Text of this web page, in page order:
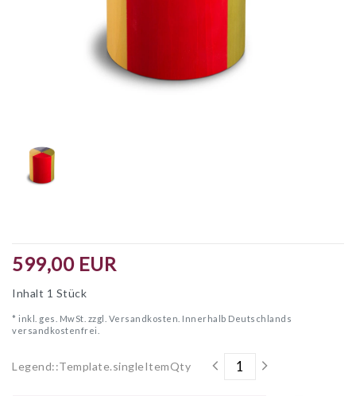
599,00 EUR
Inhalt 1 Stück
* inkl. ges. MwSt. zzgl. Versandkosten. Innerhalb Deutschlands
versandkostenfrei.
Legend::Template.singleItemQty